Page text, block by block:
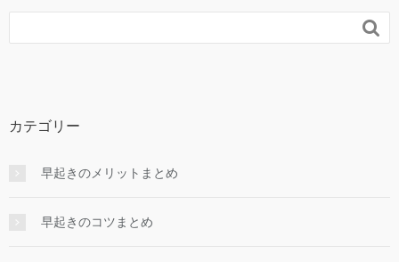

カテゴリー
早起きのメリットまとめ
早起きのコツまとめ